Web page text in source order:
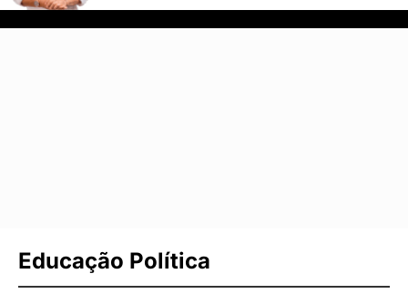
Educação Política